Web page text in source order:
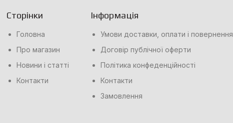
Сторінки
Головна
Про магазин
Новини і статті
Контакти
Інформація
Умови доставки, оплати і повернення
Договір публічної оферти
Політика конфеденційності
Контакти
Замовлення